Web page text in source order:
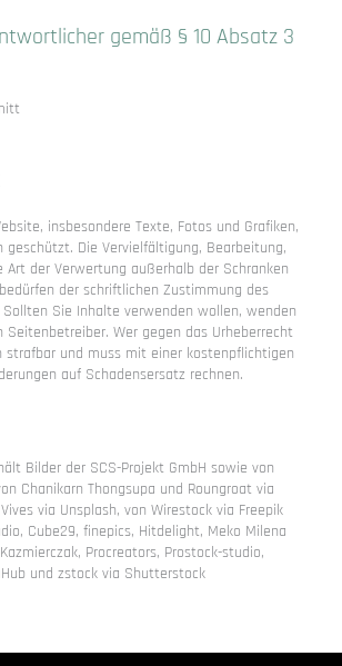
gemäß § 10 Absatz 3
insbesondere Texte, Fotos und Grafiken,
geschützt. Die Vervielfältigung, Bearbeitung,
Art der Verwertung außerhalb der Schranken
der schriftlichen Zustimmung des
Sie Inhalte verwenden wollen, wenden
Wer gegen das Urheberrecht
und muss mit einer kostenpflichtigen
auf Schadensersatz rechnen.
Bilder der SCS-Projekt GmbH sowie von
Chanikarn Thongsupa und Roungroat via
via Unsplash, von Wirestock via Freepik
Cube29, finepics, Hitdelight, Meko Milena
Procreators, Prostock-studio,
und zstock via Shutterstock